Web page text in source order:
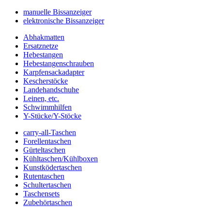
manuelle Bissanzeiger
elektronische Bissanzeiger
Abhakmatten
Ersatznetze
Hebestangen
Hebestangenschrauben
Karpfensackadapter
Kescherstöcke
Landehandschuhe
Leinen, etc.
Schwimmhilfen
Y-Stücke/Y-Stöcke
carry-all-Taschen
Forellentaschen
Gürteltaschen
Kühltaschen/Kühlboxen
Kunstködertaschen
Rutentaschen
Schultertaschen
Taschensets
Zubehörtaschen